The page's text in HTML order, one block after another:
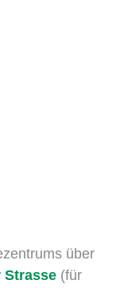
über
Strasse (für